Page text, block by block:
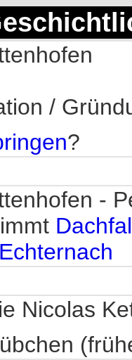
/
?
-
Nicolas